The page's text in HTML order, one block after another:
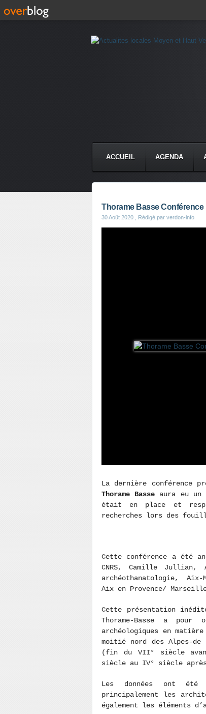
ACCUEIL AGENDA
Thorame Basse
30 Août 2020 , Rédigé par verdon-info
La dernière conférence
Thorame Basse aura eu
était en place et
recherches lors des
Cette conférence a été
CNRS, Camille
archéothanatologie,
Aix en Provence/
Cette présentation
Thorame-Basse a
archéologiques en
moitié nord des Alpes-de
(fin du VII° siècle
siècle au IV° siècle
Les données ont été
principalement les
également les éléments